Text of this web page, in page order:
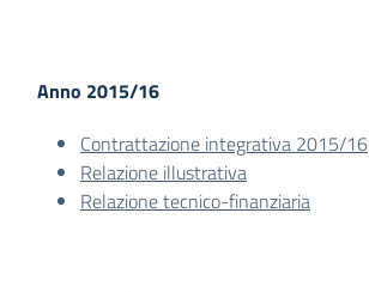
Anno 2015/16
Contrattazione integrativa 2015/16
Relazione illustrativa
Relazione tecnico-finanziaria